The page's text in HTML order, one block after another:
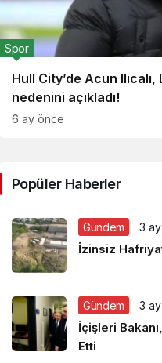
Hull City’de Acun Ilıcalı,
nedenini açıkladı!
Spor
6 ay önce
Popüler Haberler
Gündem 3
İzinsiz
Gündem 3
İçişleri
Etti